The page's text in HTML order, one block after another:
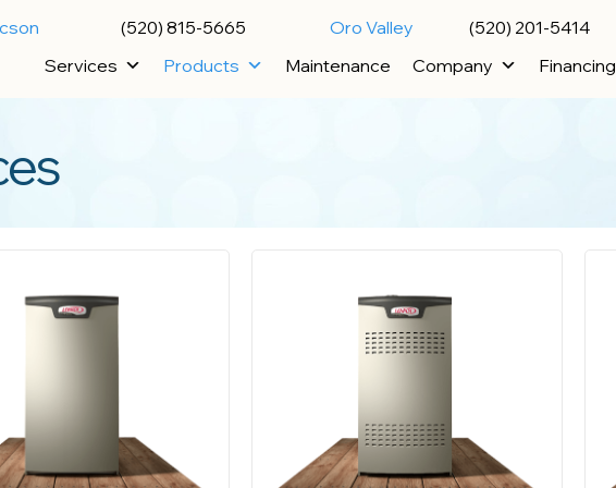
(520) 815-5665 Oro Valley
(520) 201-5414
Services
Products Maintenance Company Financing